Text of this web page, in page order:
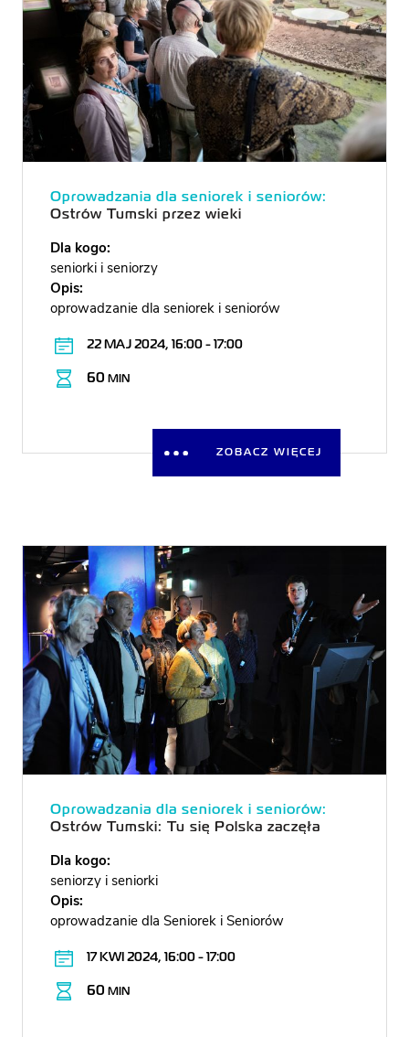
Oprowadzania dla seniorek i seniorów:
Ostrów Tumski przez wieki
Dla kogo:
seniorki i seniorzy
Opis:
oprowadzanie dla seniorek i seniorów
22 MAJ 2024, 16:00 - 17:00
60 MIN
ZOBACZ WIĘCEJ
Oprowadzania dla seniorek i seniorów:
Ostrów Tumski: Tu się Polska zaczęła
Dla kogo:
seniorzy i seniorki
Opis:
oprowadzanie dla Seniorek i Seniorów
17 KWI 2024, 16:00 - 17:00
60 MIN